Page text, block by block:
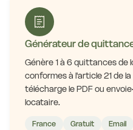
Générateur de
Génère 1 à 6 quittances de
conformes à l'article 21 de
télécharge le PDF ou
locataire.
France Gratuit Email